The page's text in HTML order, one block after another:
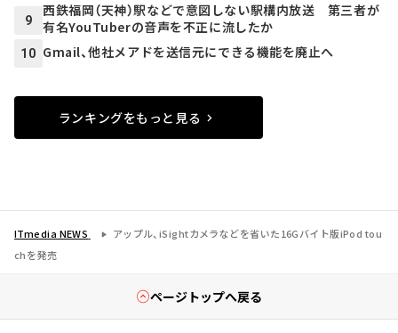
9
西鉄福岡（天神）駅などで意図しない駅構内放送 第三者が
有名YouTuberの音声を不正に流したか
10 Gmail、他社メアドを送信元にできる機能を廃止へ
ランキングをもっと見る
ITmedia NEWS
アップル、iSightカメラなどを省いた16Gバイト版iPod tou
chを発売
ページトップへ戻る